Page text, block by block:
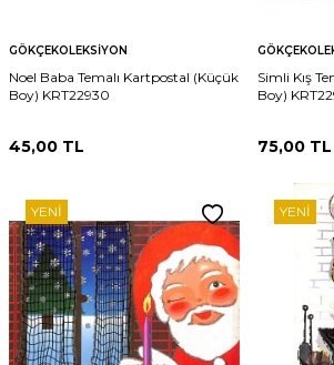
GÖKÇEKOLEKSIYON
Noel Baba Temalı Kartpostal (Küçük
Boy) KRT22930
45,00 TL
Simli Kış
Boy)
75,00 TL
YENI YENI